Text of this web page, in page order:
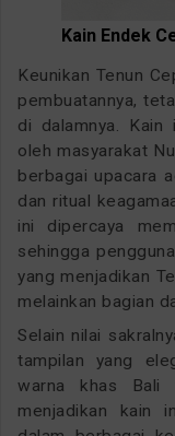
Kain Endek
Keunikan Tenun
pembuatannya,
di dalamnya.
oleh masyarakat
berbagai upacara
dan ritual
ini dipercaya
sehingga
yang menjadikan
melainkan bagian
Selain nilai
tampilan yang
warna khas Bali
menjadikan kain